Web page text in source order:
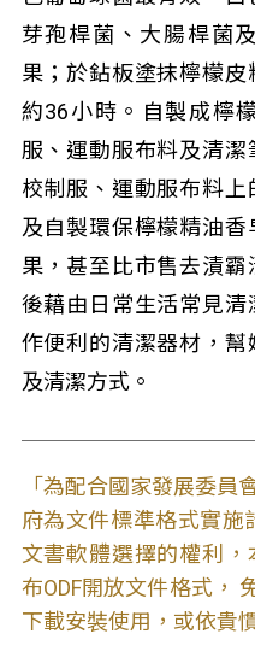
芽孢桿菌、大腸桿菌
果；於鉆板塗抹檸檬
約36小時。自製成檸
服、運動服布料及清
校制服、運動服布料
及自製環保檸檬精油
果，甚至比市售去漬
後藉由日常生活常見
作便利的清潔器材，幫
及清潔方式。
「為配合國家發展委員
府為文件標準格式實施
文書軟體選擇的權利
布ODF開放文件格式，
下載安裝使用，或依貴